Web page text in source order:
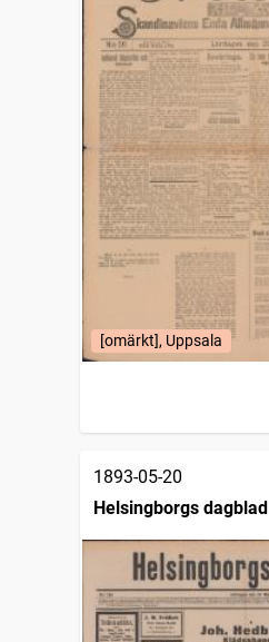
[omärkt], Uppsala
1893-05-20
Helsingborgs dagblad